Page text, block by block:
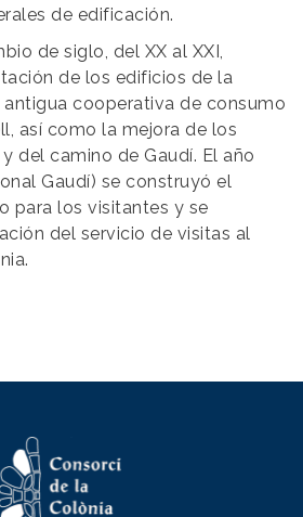
de edificación.
de siglo, del XX al XXI,
de los edificios de la
antigua cooperativa de consumo
así como la mejora de los
del camino de Gaudí. El año
Gaudí) se construyó el
para los visitantes y se
del servicio de visitas al